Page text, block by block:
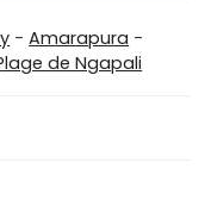
-Amarapura -
de Ngapali